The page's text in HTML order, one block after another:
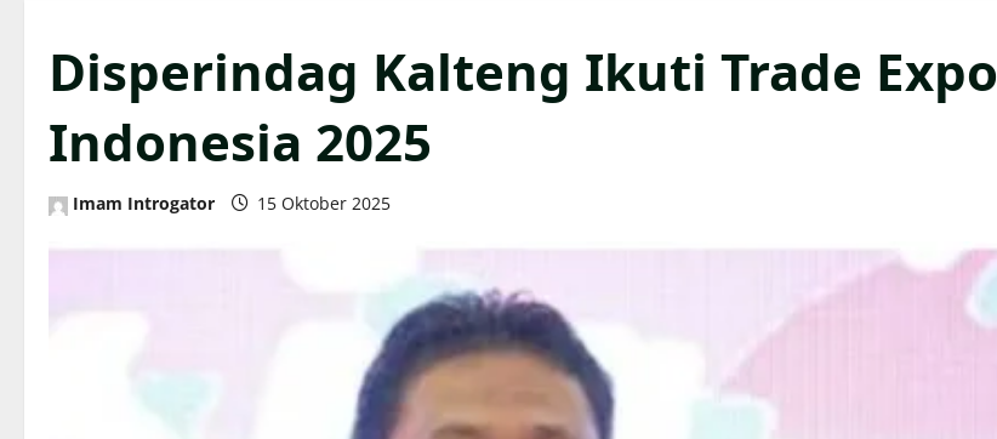
Disperindag Kalteng Ikuti Trade Expo
Indonesia 2025
Imam Introgator 15 Oktober 2025